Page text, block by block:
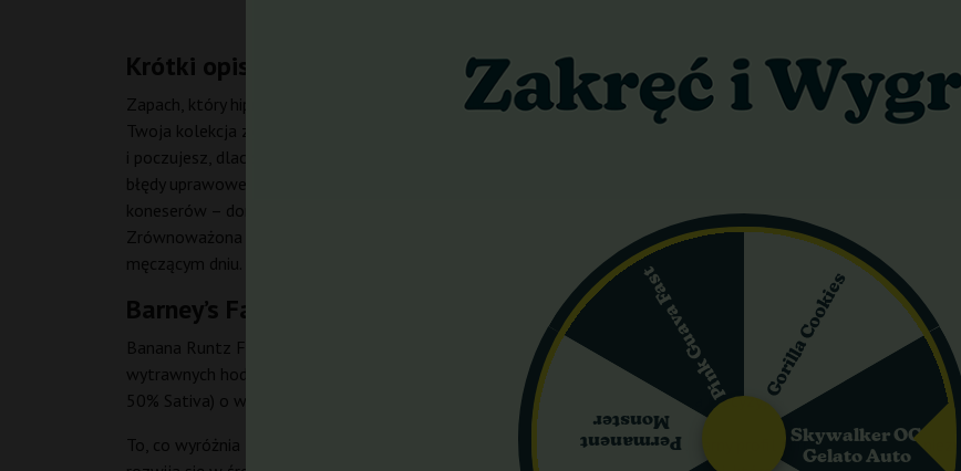
Krótki opis – Banana Runtz F1
Zapach, który hipnotyzuje od pierwszego wdechu. Słodycza dojrzałych bananów zmieszana z cukierkowym
Twoja kolekcja zyska niepowtarzalny, rozpoznawalny charakter. Potęga w każdym gramie: 30% THC gwarantuje
i poczujesz, dlaczego Banana Runtz to jedna z najbardziej pożądanych hybryd na rynku. Nasiona dla tych,
błędy uprawowe, choroby i pleśń – ta odmiana wybacza nawet początkującym, a doświadczeni hodowcy
koneserów – dominujące limonen i karyofilen sprawiają, że susz idealnie nadaje się do produkcji ekstraktów i
Zrównoważona hybryda w najlepszym wydaniu – relaks mięśni, spokój myśli i szeroki uśmiech od ucha do ucha
męczącym dniu.
Barney’s Farm Banana Runtz F1 – główne informacje
Banana Runtz F1 od Barney’s Farm to wyhodowane feminizowane nasiona konopi, w pełni fotoperiodyczne,
wytrawnych hodowców. Odmiana powstała ze skrzyżowania legendarnej Banana OG ze słynną Runtz – to
50% Sativa) o wyjątkowym profilu działania. Ta odmiana konopi to prawdziwa precyzyjna hybryda F1, która
To, co wyróżnia Banana Runtz F1 na tle innych odmian, to nie tylko spektakularny profil terpenowy, ale też
Gorilla Cookies
Skywalker OG
Gelato Auto
Permanent
Monster
Pink Guava Fast